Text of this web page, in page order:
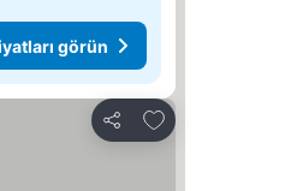
görün
Paylaş
Favorilerime ekle